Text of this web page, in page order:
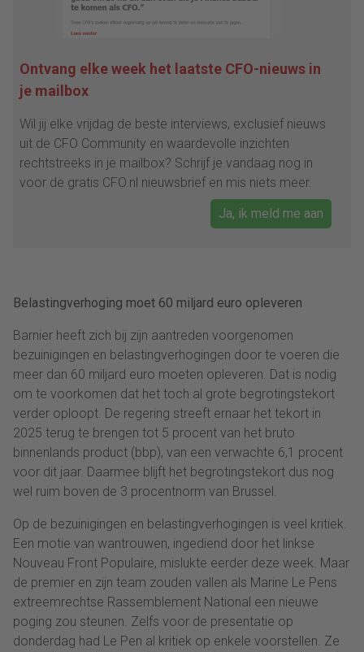
Ontvang elke week het laatste CFO-nieuws in
je mailbox
Wil jij elke vrijdag de beste interviews, exclusief nieuws
uit de CFO Community en waardevolle inzichten
rechtstreeks in je mailbox? Schrijf je vandaag nog in
voor de gratis CFO.nl nieuwsbrief en mis niets meer.
Ja, ik meld me aan
Belastingverhoging moet 60 miljard euro opleveren
Barnier heeft zich bij zijn aantreden voorgenomen
bezuinigingen en belastingverhogingen door te voeren die
meer dan 60 miljard euro moeten opleveren. Dat is nodig
om te voorkomen dat het toch al grote begrotingstekort
verder oploopt. De regering streeft ernaar het tekort in
2025 terug te brengen tot 5 procent van het bruto
binnenlands product (bbp), van een verwachte 6,1 procent
voor dit jaar. Daarmee blijft het begrotingstekort dus nog
wel ruim boven de 3 procentnorm van Brussel.
Op de bezuinigingen en belastingverhogingen is veel kritiek.
Een motie van wantrouwen, ingediend door het linkse
Nouveau Front Populaire, mislukte eerder deze week. Maar
de premier en zijn team zouden vallen als Marine Le Pens
extreemrechtse Rassemblement National een nieuwe
poging zou steunen. Zelfs voor de presentatie op
donderdag had Le Pen al kritiek op enkele voorstellen. Ze